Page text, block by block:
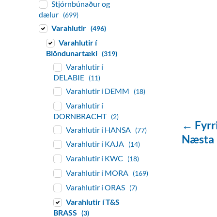
←
Stjórnbúnaður og
dælur (699)
Varahlutir (496)
Varahlutir í
Blöndunartæki (319)
Varahlutir í
DELABIE (11)
Varahlutir í DEMM (18)
Varahlutir í
DORNBRACHT (2)
Varahlutir í HANSA (77)
Varahlutir í KAJA (14)
Varahlutir í KWC (18)
Varahlutir í MORA (169)
Varahlutir í ORAS (7)
Varahlutir í T&S
BRASS (3)